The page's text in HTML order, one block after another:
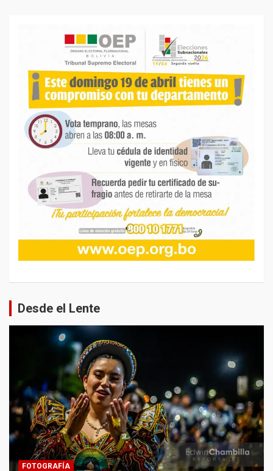
Desde el Lente
FOTOGRAFÍA